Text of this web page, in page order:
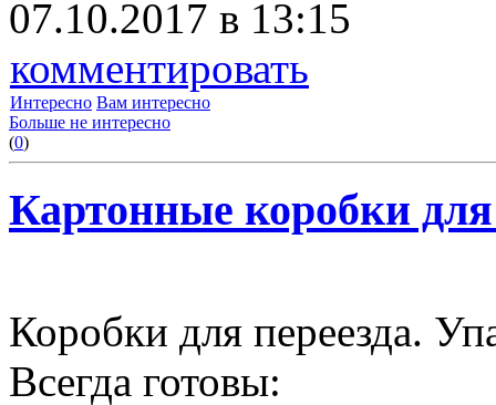
07.10.2017 в 13:15
комментировать
Интересно Вам интересно
Больше не интересно
(0)
Картонные коробки для
Коробки для переезда.
Всегда готовы: